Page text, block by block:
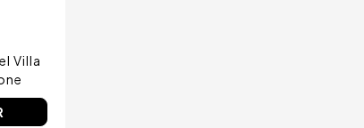
Villa